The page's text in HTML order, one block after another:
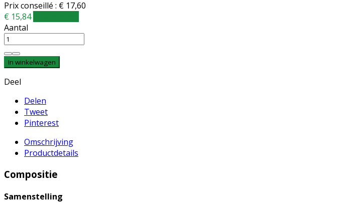
Prix conseillé : € 17,60
€ 15,84
Aantal
In winkelwagen
Deel
Delen
Tweet
Pinterest
Omschrijving
Productdetails
Compositie
Samenstelling